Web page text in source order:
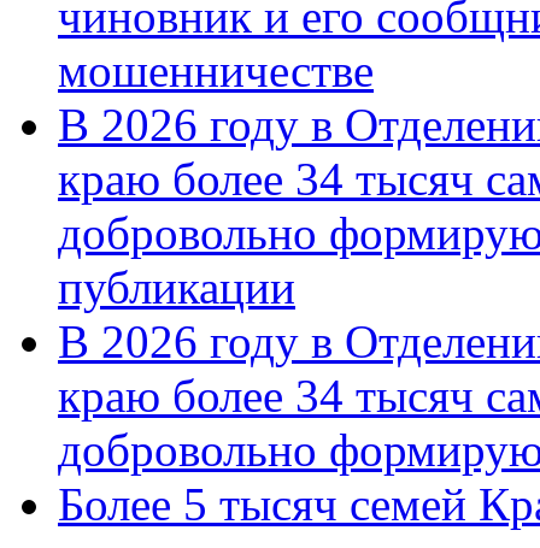
чиновник и его
мошенничестве
В 2026 году в
краю более 34 тысяч
добровольно
публикации
В 2026 году в
краю более 34 тысяч
добровольно
Более 5 тысяч семей